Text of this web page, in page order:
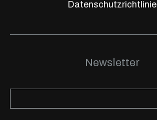
Datenschutzrichtlinie
Newsletter